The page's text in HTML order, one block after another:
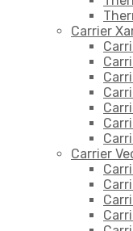
Carrier
Carrier